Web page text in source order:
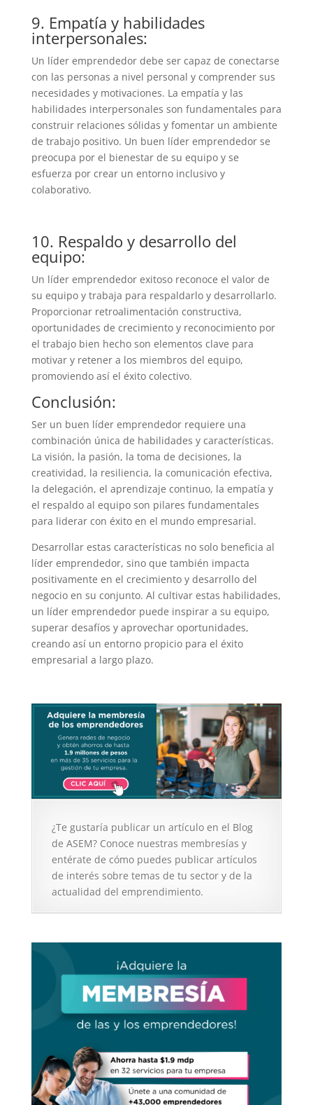
9. Empatía y habilidades
interpersonales:
Un líder emprendedor debe ser capaz de conectarse
con las personas a nivel personal y comprender sus
necesidades y motivaciones. La empatía y las
habilidades interpersonales son fundamentales para
construir relaciones sólidas y fomentar un ambiente
de trabajo positivo. Un buen líder emprendedor se
preocupa por el bienestar de su equipo y se
esfuerza por crear un entorno inclusivo y
colaborativo.
10. Respaldo y desarrollo del
equipo:
Un líder emprendedor exitoso reconoce el valor de
su equipo y trabaja para respaldarlo y desarrollarlo.
Proporcionar retroalimentación constructiva,
oportunidades de crecimiento y reconocimiento por
el trabajo bien hecho son elementos clave para
motivar y retener a los miembros del equipo,
promoviendo así el éxito colectivo.
Conclusión:
Ser un buen líder emprendedor requiere una
combinación única de habilidades y características.
La visión, la pasión, la toma de decisiones, la
creatividad, la resiliencia, la comunicación efectiva,
la delegación, el aprendizaje continuo, la empatía y
el respaldo al equipo son pilares fundamentales
para liderar con éxito en el mundo empresarial.
Desarrollar estas características no solo beneficia al
líder emprendedor, sino que también impacta
positivamente en el crecimiento y desarrollo del
negocio en su conjunto. Al cultivar estas habilidades,
un líder emprendedor puede inspirar a su equipo,
superar desafíos y aprovechar oportunidades,
creando así un entorno propicio para el éxito
empresarial a largo plazo.
¿Te gustaría publicar un artículo en el Blog
de ASEM? Conoce nuestras membresías y
entérate de cómo puedes publicar artículos
de interés sobre temas de tu sector y de la
actualidad del emprendimiento.